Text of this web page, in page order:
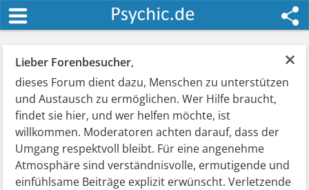
×
Lieber Forenbesucher,
dieses Forum dient dazu, Menschen zu unterstützen
und Austausch zu ermöglichen. Wer Hilfe braucht,
findet sie hier, und wer helfen möchte, ist
willkommen. Moderatoren achten darauf, dass der
Umgang respektvoll bleibt. Für eine angenehme
Atmosphäre sind verständnisvolle, ermutigende und
einfühlsame Beiträge explizit erwünscht. Verletzende